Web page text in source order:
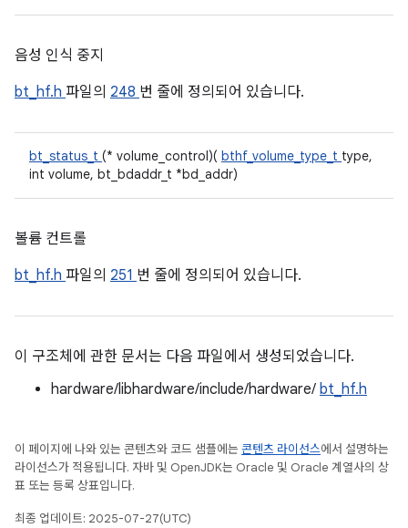
음성 인식 중지
bt_hf.h 파일의 248 번 줄에 정의되어 있습니다.
bt_status_t (* volume_control)( bthf_volume_type_t type,
int volume, bt_bdaddr_t *bd_addr)
볼륨 컨트롤
bt_hf.h 파일의 251 번 줄에 정의되어 있습니다.
이 구조체에 관한 문서는 다음 파일에서 생성되었습니다.
hardware/libhardware/include/hardware/ bt_hf.h
이 페이지에 나와 있는 콘텐츠와 코드 샘플에는 콘텐츠 라이선스에서 설명하는
라이선스가 적용됩니다. 자바 및 OpenJDK는 Oracle 및 Oracle 계열사의 상
표 또는 등록 상표입니다.
최종 업데이트: 2025-07-27(UTC)